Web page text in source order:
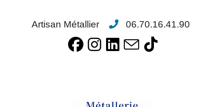
Artisan Métallier 06.70.16.41.90